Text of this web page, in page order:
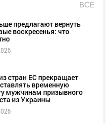
ВСЕ
предлагают вернуть
воскресенья: что
стран ЕС прекращает
временную
мужчинам призывного
из Украины